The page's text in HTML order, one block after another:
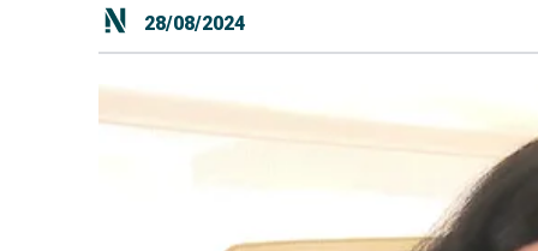
28/08/2024